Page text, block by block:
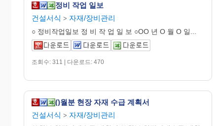
정비 작업 일보
건설서식 > 자재/장비관리
○ 정비작업일보 정 비 작 업 일 보 ○OO 년 O 월 O 일...
조회수: 311 | 다운로드: 470
()월분 현장 자재 수급 계획서
건설서식 > 자재/장비관리